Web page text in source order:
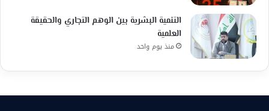
التنمية البشرية بين الوهم التجاري والحقيقة
العلمية
منذ يوم واحد